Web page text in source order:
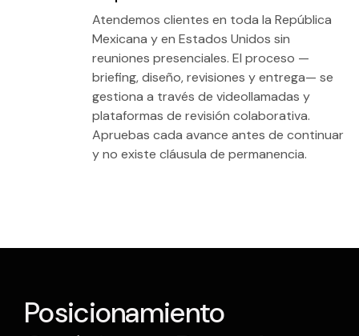
Atendemos clientes en toda la República
Mexicana y en Estados Unidos sin
reuniones presenciales. El proceso —
briefing, diseño, revisiones y entrega— se
gestiona a través de videollamadas y
plataformas de revisión colaborativa.
Apruebas cada avance antes de continuar
y no existe cláusula de permanencia.
Posicionamiento